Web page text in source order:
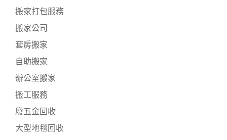
搬家打包服務
搬家公司
套房搬家
自助搬家
辦公室搬家
搬工服務
廢五金回收
大型地毯回收